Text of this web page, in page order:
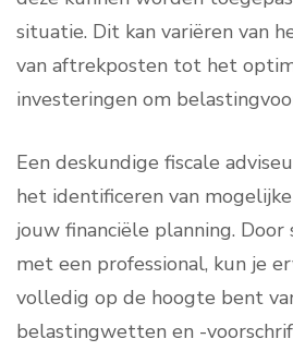
situatie. Dit kan variëren van
van aftrekposten tot het
investeringen om
Een deskundige fiscale
het identificeren van mogelijke
jouw financiële planning.
met een professional, kun je
volledig op de hoogte bent
belastingwetten en -